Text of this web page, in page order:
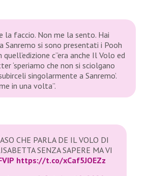
la faccio. Non me la sento. Hai
Sanremo si sono presentati i Pooh
c”era anche Il Volo ed
‘speriamo che non si sciolgano
singolarmente a Sanremo’.
in una volta”.
CHE PARLA DE IL VOLO DI
SENZA SAPERE MA VI
https://t.co/xCaf5JOEZz